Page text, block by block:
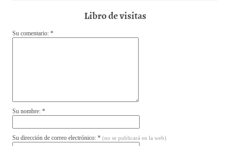
Libro de visitas
Su comentario: *
Su nombre: *
Su dirección de correo electrónico: * (no se publicará en la web)